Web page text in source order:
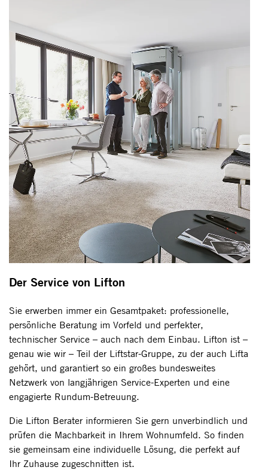
Der Service von Lifton
Sie erwerben immer ein Gesamtpaket: professionelle,
persönliche Beratung im Vorfeld und perfekter,
technischer Service – auch nach dem Einbau. Lifton ist –
genau wie wir – Teil der Liftstar-Gruppe, zu der auch Lifta
gehört, und garantiert so ein großes bundesweites
Netzwerk von langjährigen Service-Experten und eine
engagierte Rundum-Betreuung.
Die Lifton Berater informieren Sie gern unverbindlich und
prüfen die Machbarkeit in Ihrem Wohnumfeld. So finden
sie gemeinsam eine individuelle Lösung, die perfekt auf
Ihr Zuhause zugeschnitten ist.